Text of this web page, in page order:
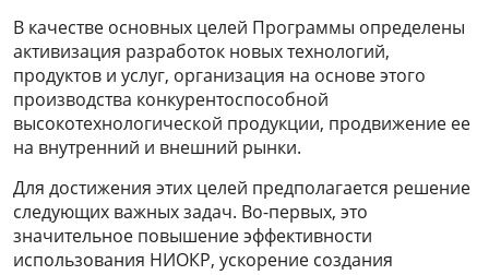
В качестве основных целей Программы определены
активизация разработок новых технологий,
продуктов и услуг, организация на основе этого
производства конкурентоспособной
высокотехнологической продукции, продвижение ее
на внутренний и внешний рынки.
Для достижения этих целей предполагается решение
следующих важных задач. Во-первых, это
значительное повышение эффективности
использования НИОКР, ускорение создания